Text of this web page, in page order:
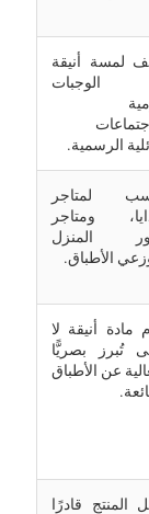
لمسة أنيقة
الوجبات
الرسمية.
لمتاجر
ومتاجر
المنزل
الأطباق.
مادة أنيقة لا
تُبرز بصريًّا
عن الأطباق
المنتج قادرًا